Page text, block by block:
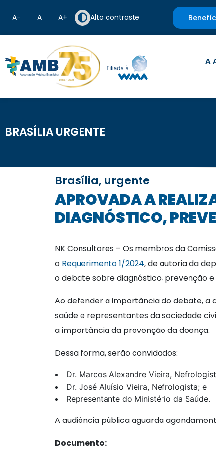
A− A A+ Alto contraste
A
BRASÍLIA URGENTE
Brasília, urgente
APROVADA A REALIZAÇÃO DE AUDIÊNCIA PÚBLICA SOBRE O
DIAGNÓSTICO,
NK Consultores – Os membros da
o Requerimento 1/2024, de autoria da
o debate sobre diagnóstico, prevenção
Ao defender a importância do debate, a
saúde e representantes da sociedade
a importância da prevenção da doença.
Dessa forma, serão convidados:
Dr. Marcos Alexandre Vieira,
Dr. José Aluísio Vieira, Nefrologista; e
Representante do Ministério da Saúde.
A audiência pública aguarda
Documento: